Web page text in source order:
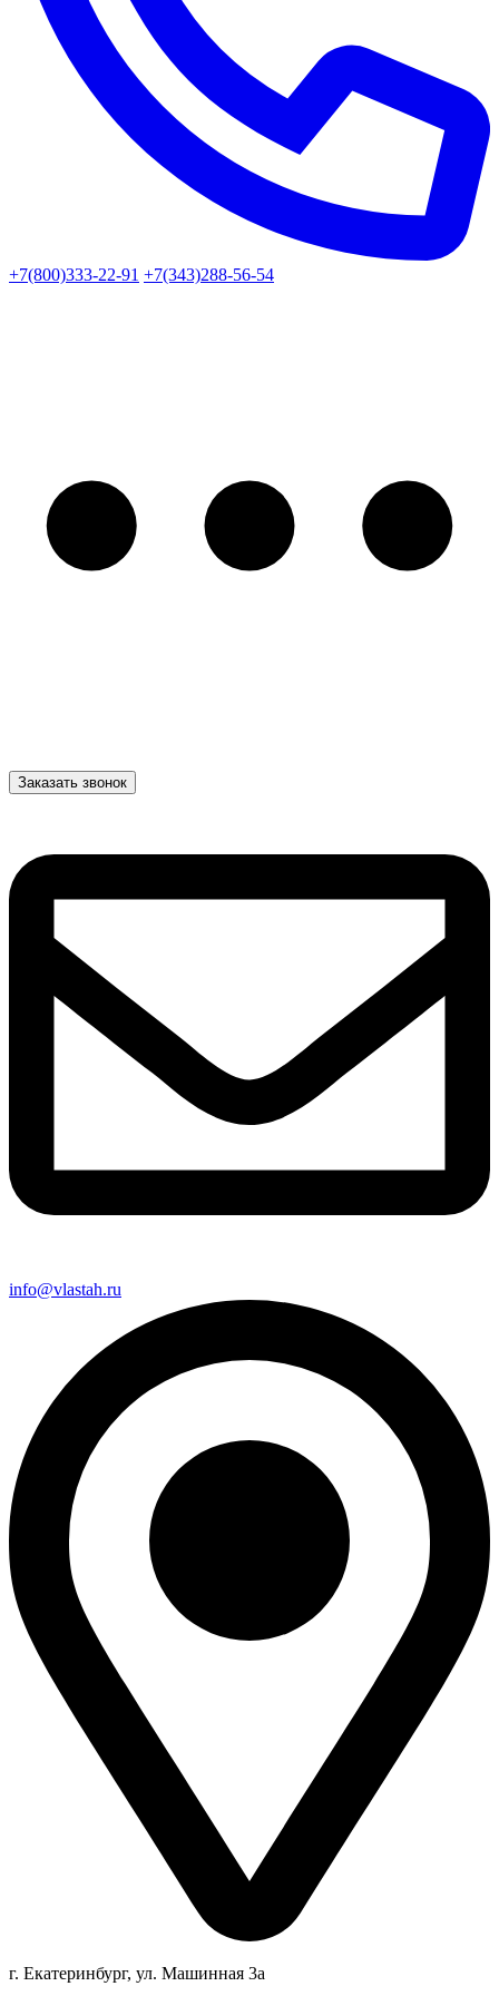
+7(800)333-22-91 +7(343)288-56-54
Заказать звонок
info@vlastah.ru
г. Екатеринбург, ул. Машинная 3а